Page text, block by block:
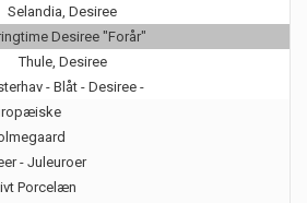
Selandia, Desiree
Desiree "Forår"
Thule, Desiree
- Blåt - Desiree -
- Juleuroer
Porcelæn